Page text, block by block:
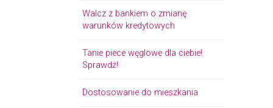
Walcz z bankiem o zmianę
warunków kredytowych
Tanie piece węglowe dla ciebie!
Sprawdź!
Dostosowanie do mieszkania